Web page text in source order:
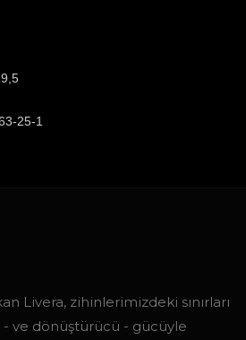
25-1
Livera, zihinlerimizdeki sınırları
ve dönüştürücü - gücüyle